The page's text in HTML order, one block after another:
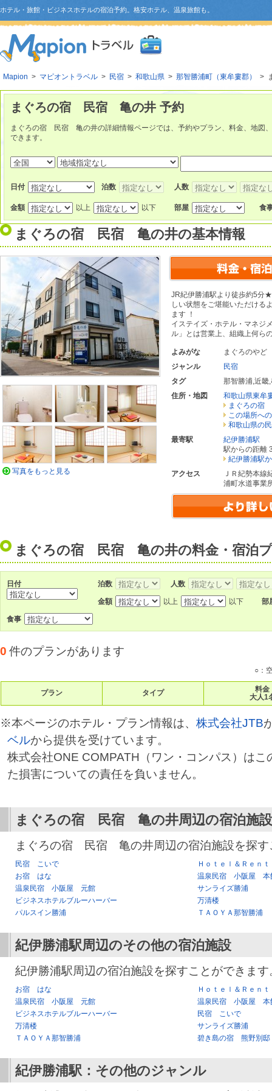
ホテル・旅館・ビジネスホテルの宿泊予約。格安ホテル、温泉旅館も。
Mapion > マピオントラベル > 民宿 > 和歌山県 > 那智勝浦町（東牟婁郡） >
まぐろの宿 民宿 亀の井 予約
まぐろの宿 民宿 亀の井の詳細情報ページでは、予約やプラン、料金、地図
できます。
日付 泊数 人数
金額 以上 以下 部屋 食
まぐろの宿 民宿 亀の井の基本情報
JR紀伊勝浦駅より徒歩約5分
しい状態をご堪能いただける
ます ！ 当民
イステイズ・ホテル・マネジ
ル」とは営業上、組織上何ら
よみがな
まぐろのや
ジャンル
民宿
タグ
那智勝浦,近畿,
住所・地図
和歌山県東牟
まぐろの宿
この場所へ
和歌山県の
最寄駅
紀伊勝浦駅
駅からの距離
紀伊勝浦駅
アクセス
ＪＲ紀勢本線
浦町水道事業
写真をもっと見る
まぐろの宿 民宿 亀の井の料金・宿泊
日付 泊数 人数
金額 以上 以下 部
食事
0 件のプランがあります
○：
プラン タイプ
料金
大人1
※本ページのホテル・プラン情報は、 株式会社JTB
ベルから提供を受けています。
株式会社ONE COMPATH（ワン・コンパス）はこ
た損害についての責任を負いません。
まぐろの宿 民宿 亀の井周辺の宿泊施設
まぐろの宿 民宿 亀の井周辺の宿泊施設を探す
民宿 こいで
Ｈｏｔｅｌ＆Ｒｅｎ
お宿 はな
温泉民宿 小阪屋 本
温泉民宿 小阪屋 元館
サンライズ勝浦
ビジネスホテルブルーハーバー
万清楼
パルスイン勝浦
ＴＡＯＹＡ那智勝浦
紀伊勝浦駅周辺のその他の宿泊施設
紀伊勝浦駅周辺の宿泊施設を探すことができます
お宿 はな
Ｈｏｔｅｌ＆Ｒｅｎ
温泉民宿 小阪屋 元館
温泉民宿 小阪屋 本
ビジネスホテルブルーハーバー
民宿 こいで
万清楼
サンライズ勝浦
ＴＡＯＹＡ那智勝浦
碧き島の宿 熊野別
紀伊勝浦駅 ：その他のジャンル